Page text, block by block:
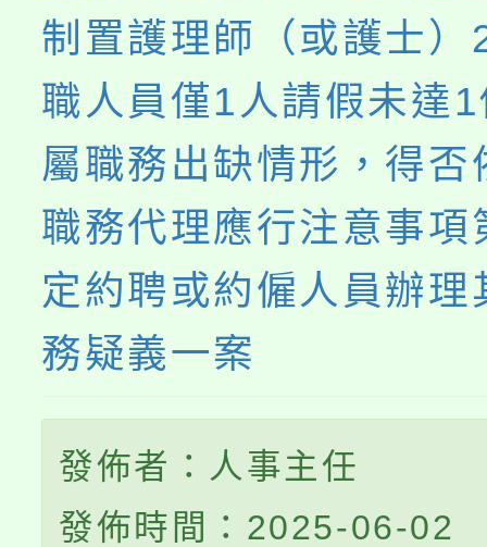
制置護理師（或護士）
職人員僅1人請假未達
屬職務出缺情形，得否
職務代理應行注意事項
定約聘或約僱人員辦理
務疑義一案
發佈者：人事主任
發佈時間：2025-06-02